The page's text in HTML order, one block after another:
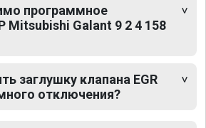
программное
Mitsubishi Galant 9 2 4 158
заглушку клапана EGR
отключения?